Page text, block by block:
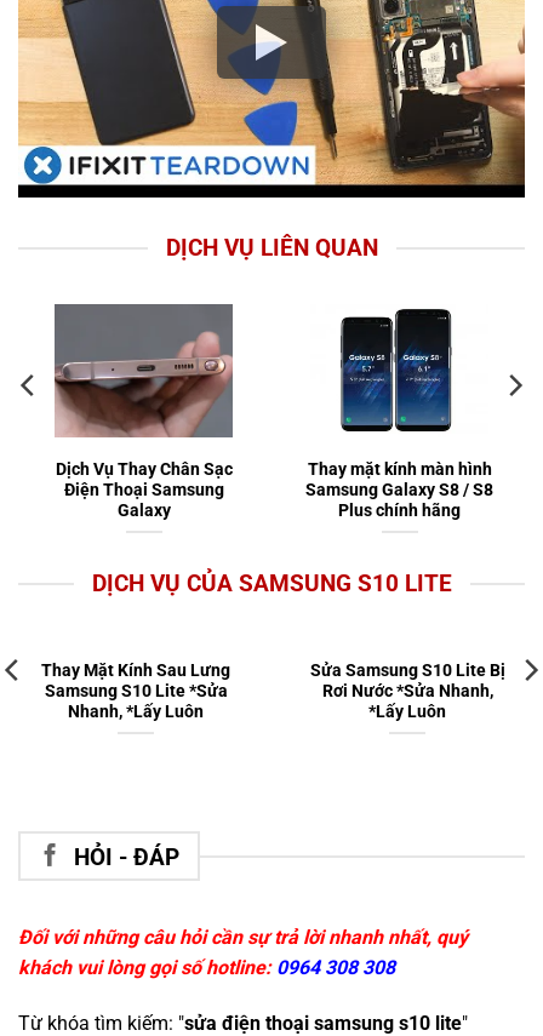
DỊCH VỤ LIÊN QUAN
Dịch Vụ Thay Chân Sạc
Điện Thoại Samsung
Galaxy
Thay mặt kính màn hình
Samsung Galaxy S8 / S8
Plus chính hãng
DỊCH VỤ CỦA SAMSUNG S10 LITE
Thay Mặt Kính Sau Lưng
Samsung S10 Lite *Sửa
Nhanh, *Lấy Luôn
Sửa Samsung S10 Lite Bị
Rơi Nước *Sửa Nhanh,
*Lấy Luôn
HỎI - ĐÁP
Đối với những câu hỏi cần sự trả lời nhanh nhất, quý
khách vui lòng gọi số hotline: 0964 308 308
Từ khóa tìm kiếm: "sửa điện thoại samsung s10 lite"